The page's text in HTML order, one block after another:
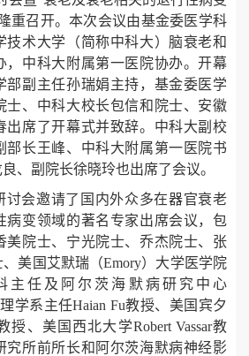
重召开。本次会议由基金委医学科
技术大学（简称中科大）脑衰老和
，中科大附属第一医院协办。开幕
部副主任孙瑞娟主持，基金委医学
士、中科大校长包信和院士、安徽
出席了开幕式并致辞。中科大副校
部长王峰、中科大附属第一医院书
、副院长徐晓玲也出席了会议。
讨会邀请了国内外众多在器官衰老
病变领域的著名专家出席会议，包
美院士、宁光院士、乔杰院士、张
美国艾默瑞（Emory）大学医学院
主任及阿尔茨海默病研究中心
学系主任Haian Fu教授、美国宾夕
授、美国西北大学Robert Vassar教
究所前所长和阿尔茨海默病神经影